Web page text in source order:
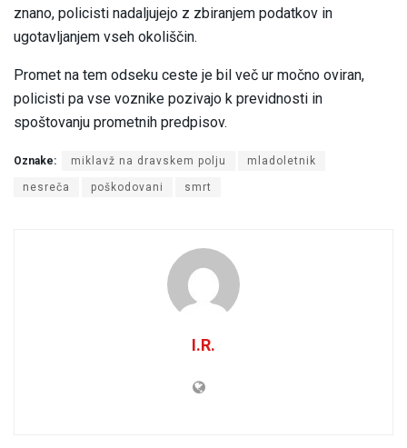
znano, policisti nadaljujejo z zbiranjem podatkov in
ugotavljanjem vseh okoliščin.
Promet na tem odseku ceste je bil več ur močno oviran,
policisti pa vse voznike pozivajo k previdnosti in
spoštovanju prometnih predpisov.
Oznake: miklavž na dravskem polju mladoletnik
nesreča poškodovani smrt
I.R.